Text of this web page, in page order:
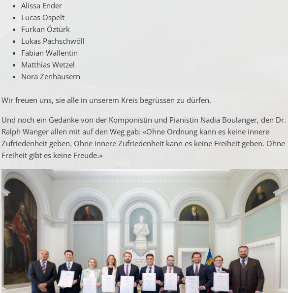
Alissa Ender
Lucas Ospelt
Furkan Öztürk
Lukas Pachschwöll
Fabian Wallentin
Matthias Wetzel
Nora Zenhäusern
Wir freuen uns, sie alle in unserem Kreis begrüssen zu dürfen.
Und noch ein Gedanke von der Komponistin und Pianistin Nadia Boulanger​, den Dr.
Ralph Wanger allen mit auf den Weg gab: «Ohne Ordnung kann es keine innere
Zufriedenheit geben. Ohne innere Zufriedenheit kann es keine Freiheit geben. Ohne
Freiheit gibt es keine Freude.»